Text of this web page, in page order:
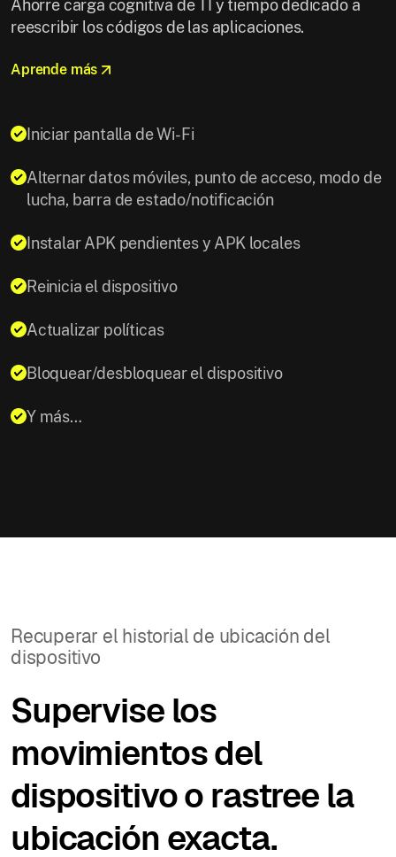
Ahorre carga cognitiva de TI y tiempo dedicado a
reescribir los códigos de las aplicaciones.
Aprende más
Iniciar pantalla de Wi-Fi
Alternar datos móviles, punto de acceso, modo de
lucha, barra de estado/notificación
Instalar APK pendientes y APK locales
Reinicia el dispositivo
Actualizar políticas
Bloquear/desbloquear el dispositivo
Y más…
Recuperar el historial de ubicación del
dispositivo
Supervise los
movimientos del
dispositivo o rastree la
ubicación exacta.